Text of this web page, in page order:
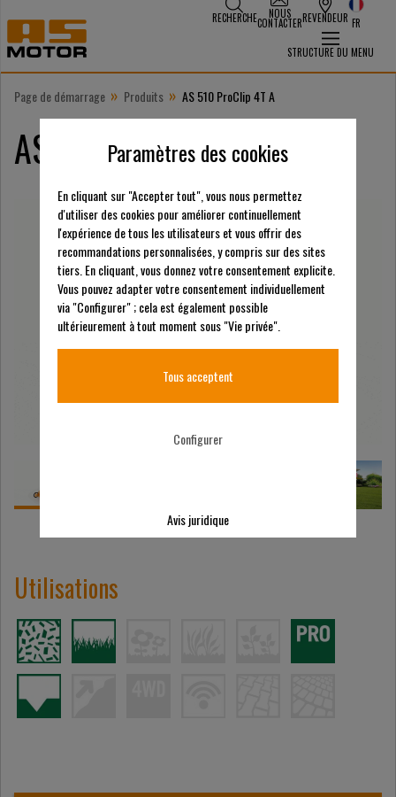
RECHERCHE NOUS
CONTACTERREVENDEUR FR
STRUCTURE DU MENU
Page de démarrage » Produits » AS 510 ProClip 4T A
AS 510 ProClip 4T A
Utilisations
Paramètres des cookies
En cliquant sur "Accepter tout", vous nous permettez
d'utiliser des cookies pour améliorer continuellement
l'expérience de tous les utilisateurs et vous offrir des
recommandations personnalisées, y compris sur des sites
tiers. En cliquant, vous donnez votre consentement explicite.
Vous pouvez adapter votre consentement individuellement
via "Configurer" ; cela est également possible
ultérieurement à tout moment sous "Vie privée".
Tous acceptent
Configurer
Avis juridique